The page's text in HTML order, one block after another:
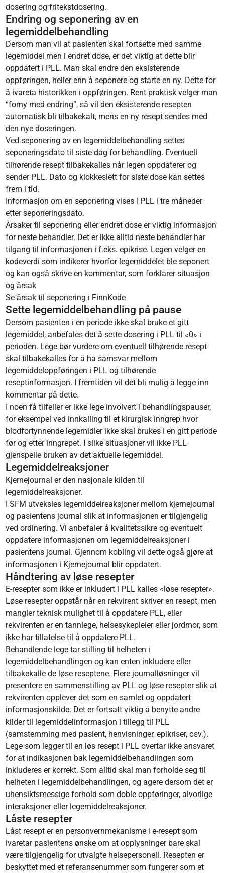
dosering og fritekstdosering.
Endring og seponering av en
legemiddelbehandling
Dersom man vil at pasienten skal fortsette med samme
legemiddel men i endret dose, er det viktig at dette blir
oppdatert i PLL. Man skal endre den eksisterende
oppføringen, heller enn å seponere og starte en ny. Dette for
å ivareta historikken i oppføringen. Rent praktisk velger man
“forny med endring”, så vil den eksisterende resepten
automatisk bli tilbakekalt, mens en ny resept sendes med
den nye doseringen.
Ved seponering av en legemiddelbehandling settes
seponeringsdato til siste dag for behandling. Eventuell
tilhørende resept tilbakekalles når legen oppdaterer og
sender PLL. Dato og klokkeslett for siste dose kan settes
frem i tid.
Informasjon om en seponering vises i PLL i tre måneder
etter seponeringsdato.
Årsaker til seponering eller endret dose er viktig informasjon
for neste behandler. Det er ikke alltid neste behandler har
tilgang til informasjonen i f.eks. epikrise. Legen velger en
kodeverdi som indikerer hvorfor legemiddelet ble seponert
og kan også skrive en kommentar, som forklarer situasjon
og årsak
Se årsak til seponering i FinnKode
Sette legemiddelbehandling på pause
Dersom pasienten i en periode ikke skal bruke et gitt
legemiddel, anbefales det å sette dosering i PLL til «0» i
perioden. Lege bør vurdere om eventuell tilhørende resept
skal tilbakekalles for å ha samsvar mellom
legemiddeloppføringen i PLL og tilhørende
reseptinformasjon. I fremtiden vil det bli mulig å legge inn
kommentar på dette.
I noen få tilfeller er ikke lege involvert i behandlingspauser,
for eksempel ved innkalling til et kirurgisk inngrep hvor
blodfortynnende legemidler ikke skal brukes i en gitt periode
før og etter inngrepet. I slike situasjoner vil ikke PLL
gjenspeile bruken av det aktuelle legemiddel.
Legemiddelreaksjoner
Kjernejournal er den nasjonale kilden til
legemiddelreaksjoner.
I SFM utveksles legemiddelreaksjoner mellom kjernejournal
og pasientens journal slik at informasjonen er tilgjengelig
ved ordinering. Vi anbefaler å kvalitetssikre og eventuelt
oppdatere informasjonen om legemiddelreaksjoner i
pasientens journal. Gjennom kobling vil dette også gjøre at
informasjonen i Kjernejournal blir oppdatert.
Håndtering av løse resepter
E-resepter som ikke er inkludert i PLL kalles «løse resepter».
Løse resepter oppstår når en rekvirent skriver en resept, men
mangler teknisk mulighet til å oppdatere PLL, eller
rekvirenten er en tannlege, helsesykepleier eller jordmor, som
ikke har tillatelse til å oppdatere PLL.
Behandlende lege tar stilling til helheten i
legemiddelbehandlingen og kan enten inkludere eller
tilbakekalle de løse reseptene. Flere journalløsninger vil
presentere en sammenstilling av PLL og løse resepter slik at
rekvirenten opplever det som en samlet og oppdatert
informasjonskilde. Det er fortsatt viktig å benytte andre
kilder til legemiddelinformasjon i tillegg til PLL
(samstemming med pasient, henvisninger, epikriser, osv.).
Lege som legger til en løs resept i PLL overtar ikke ansvaret
for at indikasjonen bak legemiddelbehandlingen som
inkluderes er korrekt. Som alltid skal man forholde seg til
helheten i legemiddelbehandlingen, og agere dersom det er
uhensiktsmessige forhold som doble oppføringer, alvorlige
interaksjoner eller legemiddelreaksjoner.
Låste resepter
Låst resept er en personvernmekanisme i e-resept som
ivaretar pasientens ønske om at opplysninger bare skal
være tilgjengelig for utvalgte helsepersonell. Resepten er
beskyttet med et referansenummer som fungerer som et